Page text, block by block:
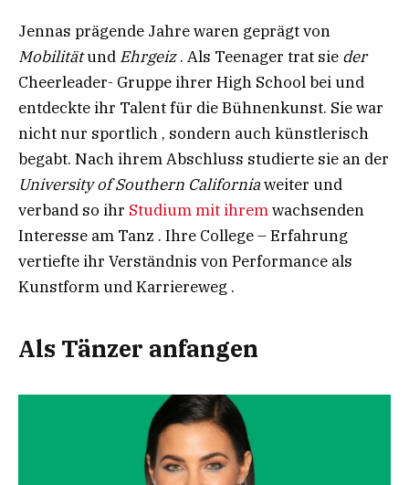
Jennas prägende Jahre waren geprägt von
Mobilitätund Ehrgeiz. Als Teenager trat sie der
Cheerleader- Gruppe ihrer High School bei und
entdeckte ihr Talent für die Bühnenkunst. Sie war
nicht nur sportlich , sondern auch künstlerisch
begabt. Nach ihrem Abschluss studierte sie an der
University of Southern Californiaweiter und
verband so ihr Studium mit ihremwachsenden
Interesse am Tanz . Ihre College – Erfahrung
vertiefte ihr Verständnis von Performance als
Kunstform und Karriereweg .
Als Tänzer anfangen​​